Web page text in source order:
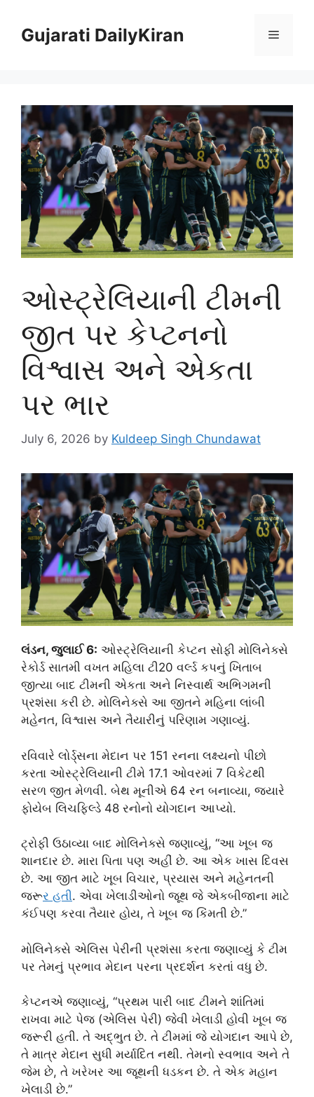
contentGujarati DailyKiran Menu
ઓસ્ટ્રેલિયાની ટીમની
જીત પર કેપ્ટનનો
વિશ્વાસ અને એકતા
પર ભાર
July 6, 2026 by Kuldeep Singh Chundawat
લંડન, જુલાઈ 6: ઓસ્ટ્રેલિયાની કેપ્ટન સોફી મોલિનેક્સે
રેકોર્ડ સાતમી વખત મહિલા ટી20 વર્લ્ડ કપનું ખિતાબ
જીત્યા બાદ ટીમની એકતા અને નિસ્વાર્થ અભિગમની
પ્રશંસા કરી છે. મોલિનેક્સે આ જીતને મહિના લાંબી
મહેનત, વિશ્વાસ અને તૈયારીનું પરિણામ ગણાવ્યું.
રવિવારે લોર્ડ્સના મેદાન પર 151 રનના લક્ષ્યનો પીછો
કરતા ઓસ્ટ્રેલિયાની ટીમે 17.1 ઓવરમાં 7 વિકેટથી
સરળ જીત મેળવી. બેથ મૂનીએ 64 રન બનાવ્યા, જ્યારે
ફોયેબ લિચફિલ્ડે 48 રનોનો યોગદાન આપ્યો.
ટ્રોફી ઉઠાવ્યા બાદ મોલિનેક્સે જણાવ્યું, “આ ખૂબ જ
શાનદાર છે. મારા પિતા પણ અહીં છે. આ એક ખાસ દિવસ
છે. આ જીત માટે ખૂબ વિચાર, પ્રયાસ અને મહેનતની
જરૂર હતી. એવા ખેલાડીઓનો જૂથ જે એકબીજાના માટે
કંઈપણ કરવા તૈયાર હોય, તે ખૂબ જ કિંમતી છે.”
મોલિનેક્સે એલિસ પેરીની પ્રશંસા કરતા જણાવ્યું કે ટીમ
પર તેમનું પ્રભાવ મેદાન પરના પ્રદર્શન કરતાં વધુ છે.
કેપ્ટનએ જણાવ્યું, “પ્રથમ પારી બાદ ટીમને શાંતિમાં
રાખવા માટે પેજ (એલિસ પેરી) જેવી ખેલાડી હોવી ખૂબ જ
જરૂરી હતી. તે અદ્ભુત છે. તે ટીમમાં જે યોગદાન આપે છે,
તે માત્ર મેદાન સુધી મર્યાદિત નથી. તેમનો સ્વભાવ અને તે
જેમ છે, તે ખરેખર આ જૂથની ધડકન છે. તે એક મહાન
ખેલાડી છે.”